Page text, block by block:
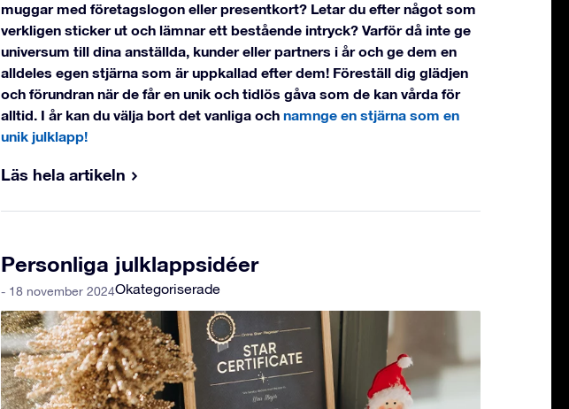
muggar med företagslogon eller presentkort? Letar du efter något som
verkligen sticker ut och lämnar ett bestående intryck? Varför då inte ge
universum till dina anställda, kunder eller partners i år och ge dem en
alldeles egen stjärna som är uppkallad efter dem! Föreställ dig glädjen
och förundran när de får en unik och tidlös gåva som de kan vårda för
alltid. I år kan du välja bort det vanliga och namnge en stjärna som en
unik julklapp!
Läs hela artikeln
Personliga julklappsidéer
Okategoriserade
- 18 november 2024